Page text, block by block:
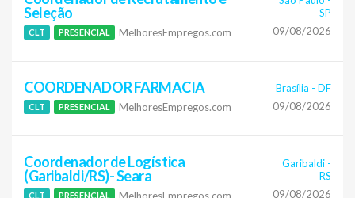
Seleção
CLT PRESENCIAL MelhoresEmpregos.com
SP
09/08/2026
COORDENADOR FARMACIA
CLT PRESENCIAL MelhoresEmpregos.com
Brasília - DF
09/08/2026
Coordenador de Logística
(Garibaldi/RS)- Seara
CLT PRESENCIAL
Garibaldi -
RS
09/08/2026